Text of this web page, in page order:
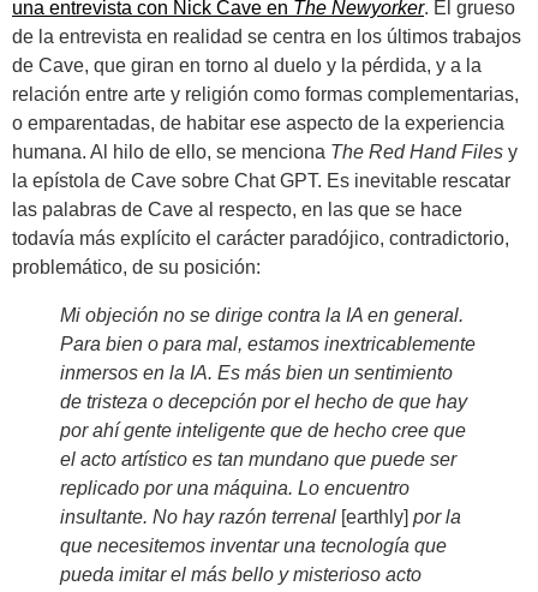
una entrevista con Nick Cave en The Newyorker. El grueso
de la entrevista en realidad se centra en los últimos trabajos
de Cave, que giran en torno al duelo y la pérdida, y a la
relación entre arte y religión como formas complementarias,
o emparentadas, de habitar ese aspecto de la experiencia
humana. Al hilo de ello, se menciona The Red Hand Files y
la epístola de Cave sobre Chat GPT. Es inevitable rescatar
las palabras de Cave al respecto, en las que se hace
todavía más explícito el carácter paradójico, contradictorio,
problemático, de su posición:
Mi objeción no se dirige contra la IA en general.
Para bien o para mal, estamos inextricablemente
inmersos en la IA. Es más bien un sentimiento
de tristeza o decepción por el hecho de que hay
por ahí gente inteligente que de hecho cree que
el acto artístico es tan mundano que puede ser
replicado por una máquina. Lo encuentro
insultante. No hay razón terrenal [earthly] por la
que necesitemos inventar una tecnología que
pueda imitar el más bello y misterioso acto